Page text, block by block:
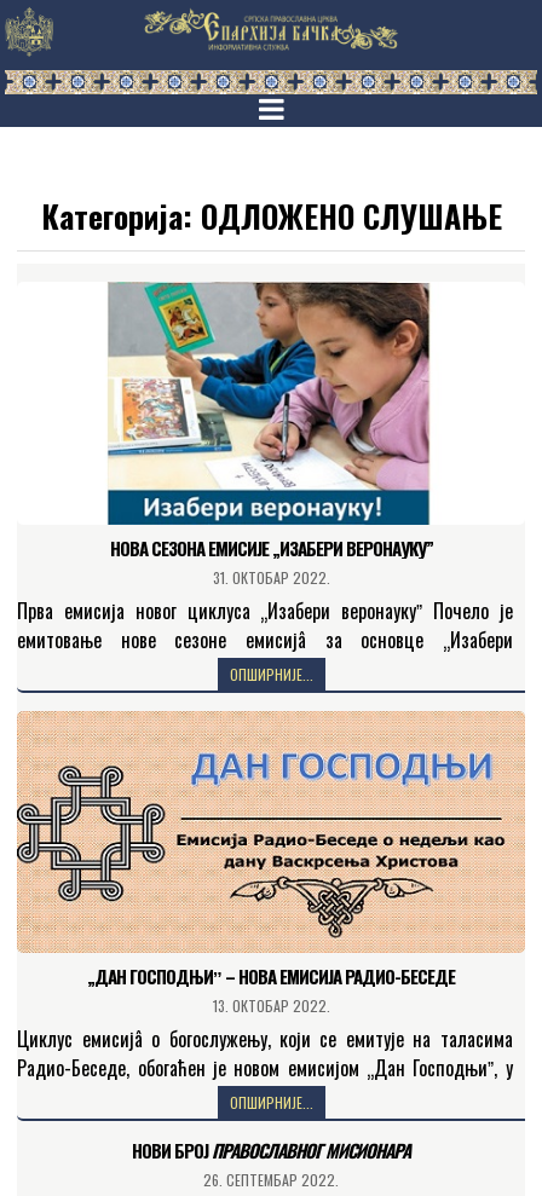
Категорија: ОДЛОЖЕНО СЛУШАЊЕ
НОВА СЕЗОНА ЕМИСИЈЕ „ИЗАБЕРИ ВЕРОНАУКУ”
31. ОКТОБАР 2022.
Прва емисија новог циклуса „Изабери веронаукуˮ Почело је
емитовање нове сезоне емисијâ за основце „Изабери
веронауку”, у којој и деца и одрасли имају прилике да…
ОПШИРНИЈЕ...
„ДАН ГОСПОДЊИˮ – НОВА ЕМИСИЈА РАДИО-БЕСЕДЕ
13. ОКТОБАР 2022.
Циклус емисијâ о богослужењу, који се емитује на таласима
Радио-Беседе, обогаћен је новом емисијом „Дан Господњиˮ, у
оквиру које се, кроз тумачење светописамских читања и…
ОПШИРНИЈЕ...
НОВИ БРОЈПРАВОСЛАВНОГ МИСИОНАРА
26. СЕПТЕМБАР 2022.